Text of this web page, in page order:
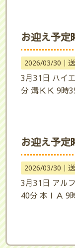
お迎え予定
2026/03/30｜
3月31日 ハイ
分 溝ＫＫ 9時
お迎え予定
2026/03/30｜
3月31日 アル
40分 本ＩＡ 9